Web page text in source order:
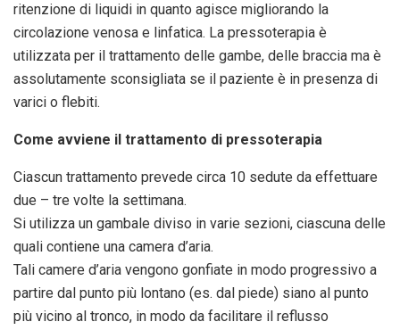
ritenzione di liquidi in quanto agisce migliorando la
circolazione venosa e linfatica. La pressoterapia è
utilizzata per il trattamento delle gambe, delle braccia ma è
assolutamente sconsigliata se il paziente è in presenza di
varici o flebiti.
Come avviene il trattamento di pressoterapia
Ciascun trattamento prevede circa 10 sedute da effettuare
due – tre volte la settimana.
Si utilizza un gambale diviso in varie sezioni, ciascuna delle
quali contiene una camera d’aria.
Tali camere d’aria vengono gonfiate in modo progressivo a
partire dal punto più lontano (es. dal piede) siano al punto
più vicino al tronco, in modo da facilitare il reflusso